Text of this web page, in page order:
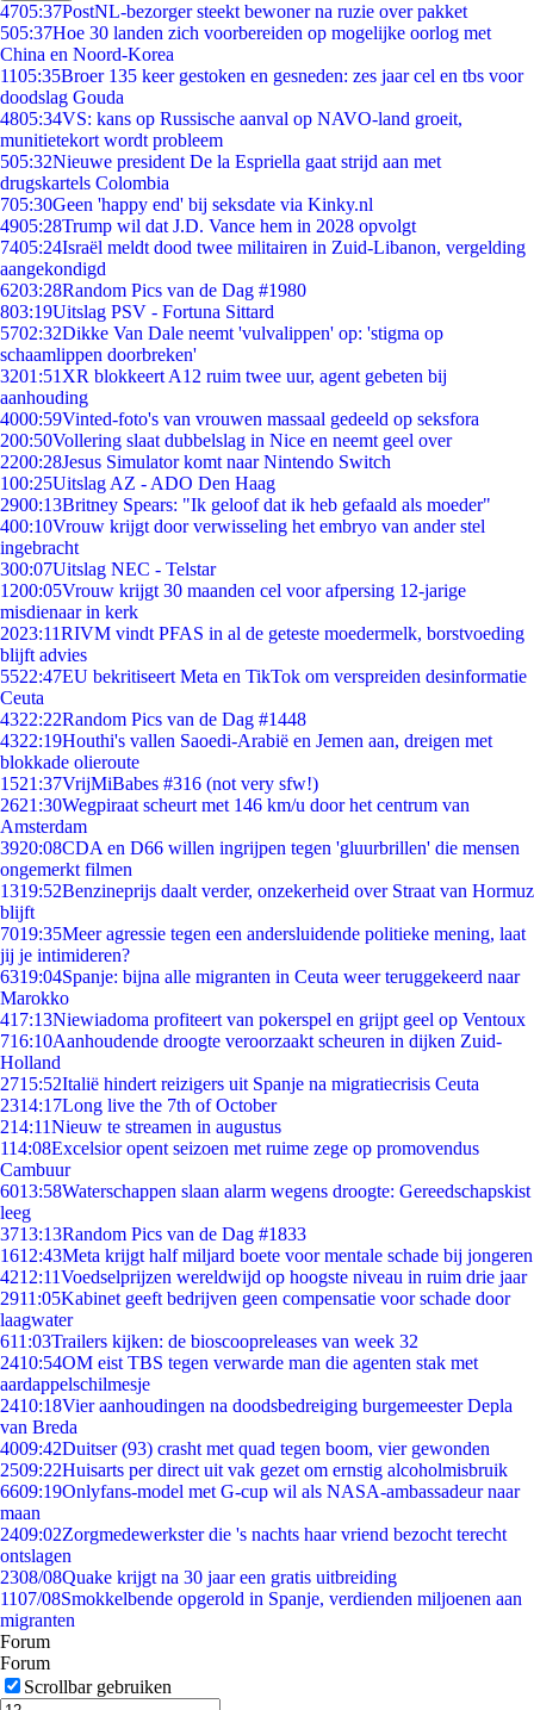
4705:37PostNL-bezorger steekt bewoner na ruzie over pakket
505:37Hoe 30 landen zich voorbereiden op mogelijke oorlog met
China en Noord-Korea
1105:35Broer 135 keer gestoken en gesneden: zes jaar cel en tbs voor
doodslag Gouda
4805:34VS: kans op Russische aanval op NAVO-land groeit,
munitietekort wordt probleem
505:32Nieuwe president De la Espriella gaat strijd aan met
drugskartels Colombia
705:30Geen 'happy end' bij seksdate via Kinky.nl
4905:28Trump wil dat J.D. Vance hem in 2028 opvolgt
7405:24Israël meldt dood twee militairen in Zuid-Libanon, vergelding
aangekondigd
6203:28Random Pics van de Dag #1980
803:19Uitslag PSV - Fortuna Sittard
5702:32Dikke Van Dale neemt 'vulvalippen' op: 'stigma op
schaamlippen doorbreken'
3201:51 XR blokkeert A12 ruim twee uur, agent gebeten bij
aanhouding
4000:59Vinted-foto's van vrouwen massaal gedeeld op seksfora
200:50Vollering slaat dubbelslag in Nice en neemt geel over
2200:28Jesus Simulator komt naar Nintendo Switch
100:25Uitslag AZ - ADO Den Haag
2900:13Britney Spears: "Ik geloof dat ik heb gefaald als moeder"
400:10Vrouw krijgt door verwisseling het embryo van ander stel
ingebracht
300:07Uitslag NEC - Telstar
1200:05Vrouw krijgt 30 maanden cel voor afpersing 12-jarige
misdienaar in kerk
2023:11RIVM vindt PFAS in al de geteste moedermelk, borstvoeding
blijft advies
5522:47EU bekritiseert Meta en TikTok om verspreiden desinformatie
Ceuta
4322:22Random Pics van de Dag #1448
4322:19Houthi's vallen Saoedi-Arabië en Jemen aan, dreigen met
blokkade olieroute
1521:37VrijMiBabes #316 (not very sfw!)
2621:30Wegpiraat scheurt met 146 km/u door het centrum van
Amsterdam
3920:08CDA en D66 willen ingrijpen tegen 'gluurbrillen' die mensen
ongemerkt filmen
1319:52Benzineprijs daalt verder, onzekerheid over Straat van Hormuz
blijft
7019:35Meer agressie tegen een andersluidende politieke mening, laat
jij je intimideren?
6319:04Spanje: bijna alle migranten in Ceuta weer teruggekeerd naar
Marokko
417:13Niewiadoma profiteert van pokerspel en grijpt geel op Ventoux
716:10Aanhoudende droogte veroorzaakt scheuren in dijken Zuid-
Holland
2715:52Italië hindert reizigers uit Spanje na migratiecrisis Ceuta
2314:17Long live the 7th of October
214:11Nieuw te streamen in augustus
114:08Excelsior opent seizoen met ruime zege op promovendus
Cambuur
6013:58Waterschappen slaan alarm wegens droogte: Gereedschapskist
leeg
3713:13Random Pics van de Dag #1833
1612:43Meta krijgt half miljard boete voor mentale schade bij jongeren
4212:11Voedselprijzen wereldwijd op hoogste niveau in ruim drie jaar
2911:05Kabinet geeft bedrijven geen compensatie voor schade door
laagwater
611:03Trailers kijken: de bioscoopreleases van week 32
2410:54OM eist TBS tegen verwarde man die agenten stak met
aardappelschilmesje
2410:18Vier aanhoudingen na doodsbedreiging burgemeester Depla
van Breda
4009:42Duitser (93) crasht met quad tegen boom, vier gewonden
2509:22Huisarts per direct uit vak gezet om ernstig alcoholmisbruik
6609:19Onlyfans-model met G-cup wil als NASA-ambassadeur naar
maan
2409:02Zorgmedewerkster die 's nachts haar vriend bezocht terecht
ontslagen
2308/08Quake krijgt na 30 jaar een gratis uitbreiding
1107/08Smokkelbende opgerold in Spanje, verdienden miljoenen aan
migranten
Forum
Forum
Scrollbar gebruiken